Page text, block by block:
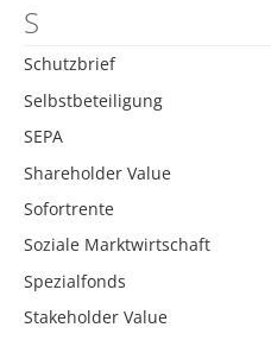
S
Schutzbrief
Selbstbeteiligung
SEPA
Shareholder Value
Sofortrente
Soziale Marktwirtschaft
Spezialfonds
Stakeholder Value